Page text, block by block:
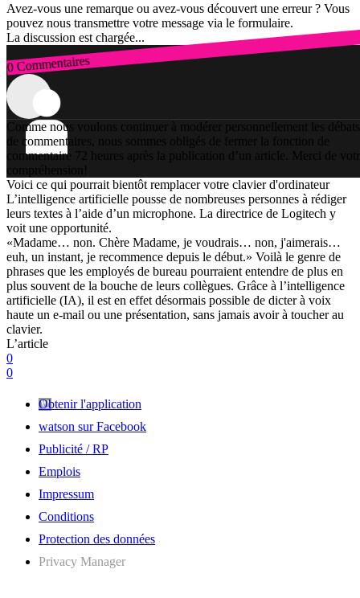
Avez-vous une remarque ou avez-vous découvert une erreur ? Vous
pouvez nous transmettre votre message via le formulaire.
La discussion est chargée...
0 Commentaires
Connexion
Comme nous voulons continuer à modérer personnellement les débats
de commentaires, nous sommes obligés de fermer la fonction de
commentaire 72 heures après la publication d’un article. Merci de
compréhension!
Voici ce qui pourrait bientôt remplacer votre clavier d'ordinateur
L’intelligence artificielle pousse de nombreuses personnes à rédiger
leurs textes à l’aide d’un microphone. La directrice de Logitech y
voit une opportunité.
«Madame… non. Chère Madame, je voudrais… non, j'aimerais…
euh, un instant, je recommence depuis le début.» Voilà le genre de
phrases que les employés de bureau pourraient entendre de plus en
plus souvent de la bouche de leurs collègues. Grâce à l’intelligence
artificielle (IA), il est en effet désormais possible de dicter à voix
haute un e-mail ou une présentation, sans jamais avoir à toucher au
clavier.
L’article
0
0
Obtenir l'application
watson sur Facebook
Publicité / RP
Emplois
Impressum
Conditions
Protection des données
Privacy Manager